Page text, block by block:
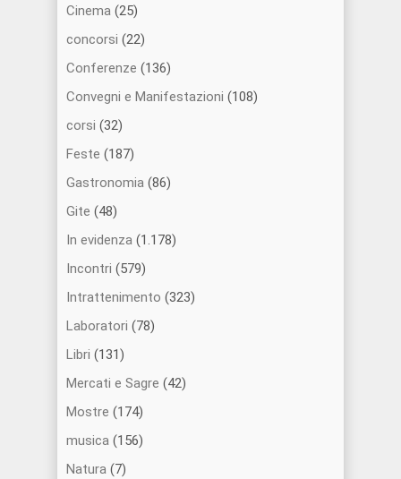
Cinema (25)
concorsi (22)
Conferenze (136)
Convegni e Manifestazioni (108)
corsi (32)
Feste (187)
Gastronomia (86)
Gite (48)
In evidenza (1.178)
Incontri (579)
Intrattenimento (323)
Laboratori (78)
Libri (131)
Mercati e Sagre (42)
Mostre (174)
musica (156)
Natura (7)